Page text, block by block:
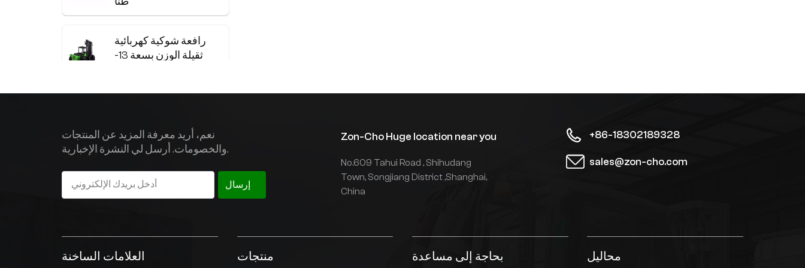
المتزامنة. يُحسّن توليد الطاقة
باستخدام استعادة طاقة بطاريات
أيونات الليثيوم، من كفاءة الطاقة
رافعة شوكية كهربائية
ثقيلة الوزن بسعة 13-
من الفولاذ المقاوم
للصدأ
شاحنة ملف كهربائي
مخصصة غير قياسية
رافعة كهربائية
نعم، أريد معرفة المزيد عن المنتجات
والخصومات. أرسل لي النشرة الإخبارية.
إرسال
Zon-Cho Huge location near you
No.609 Tahui Road , Shihudang
Town, Songjiang District ,Shanghai,
China
+86-18302189328
sales@zon-cho.com
العلامات الساخنة منتجات بحاجة إلى مساعدة محاليل